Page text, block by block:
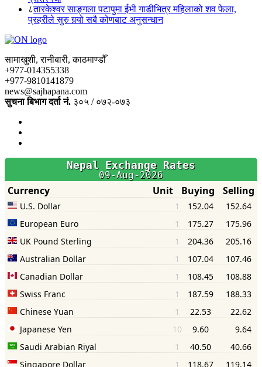
८तारकेश्वर साङ्गला पटापुमा ईभी गाडीभित्र महिलाको शव फेला,
प्रहरीले सुरु गर्‍यो सबै कोणबाट अनुसन्धान
सामाखुशी, रानीबारी, काठमाण्डौँ
+977-014355338
+977-9810141879
news@sajhapana.com
सुचना बिभाग दर्ता नं. ३०५ / ०७२-०७३